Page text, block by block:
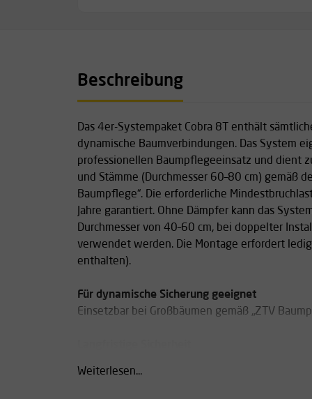
Beschreibung
Das 4er-Systempaket Cobra 8T enthält
dynamische Baumverbindungen. Das System
professionellen Baumpflegeeinsatz und dient
und Stämme (Durchmesser 60–80 cm) gemäß
Baumpflege“. Die erforderliche
Jahre garantiert. Ohne Dämpfer kann das
Durchmesser von 40–60 cm, bei doppelter
verwendet werden. Die Montage erfordert
enthalten).
Für dynamische Sicherung geeignet
Einsetzbar bei Großbäumen gemäß „ZTV
Weiterlesen...